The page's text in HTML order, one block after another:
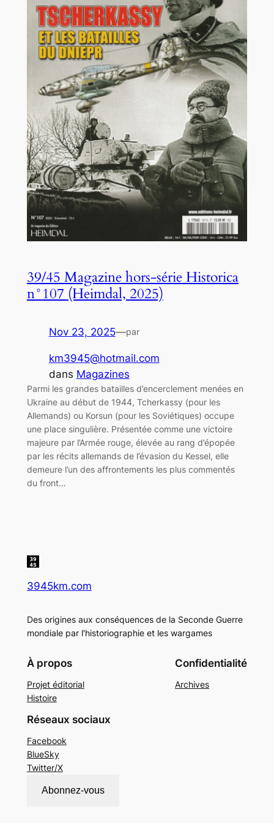
39/45 Magazine hors-série Historica
n°107 (Heimdal, 2025)
Nov 23, 2025—par
km3945@hotmail.com
dans Magazines
Parmi les grandes batailles d’encerclement menées en
Ukraine au début de 1944, Tcherkassy (pour les
Allemands) ou Korsun (pour les Soviétiques) occupe
une place singulière. Présentée comme une victoire
majeure par l’Armée rouge, élevée au rang d’épopée
par les récits allemands de l’évasion du Kessel, elle
demeure l’un des affrontements les plus commentés
du front…
3945km.com
Des origines aux conséquences de la Seconde Guerre
mondiale par l'historiographie et les wargames
À propos
Projet éditorial
Histoire
Confidentialité
Archives
Réseaux sociaux
Facebook
BlueSky
Twitter/X
Abonnez-vous